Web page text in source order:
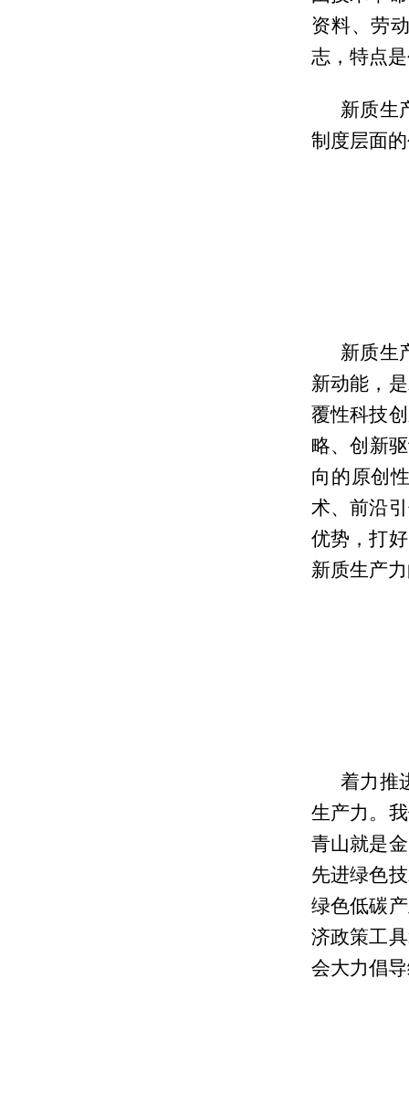
资料、劳
志，特点
新质生
制度层面
新质生
新动能，
覆性科技
略、创新
向的原创
术、前沿
优势，打
新质生产
着力推
生产力。
青山就是
先进绿色
绿色低碳
济政策工
会大力倡